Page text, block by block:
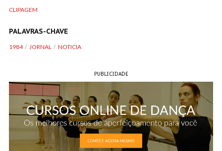
CLIPAGEM
PALAVRAS-CHAVE
1984 JORNAL NOTICIA
PUBLICIDADE